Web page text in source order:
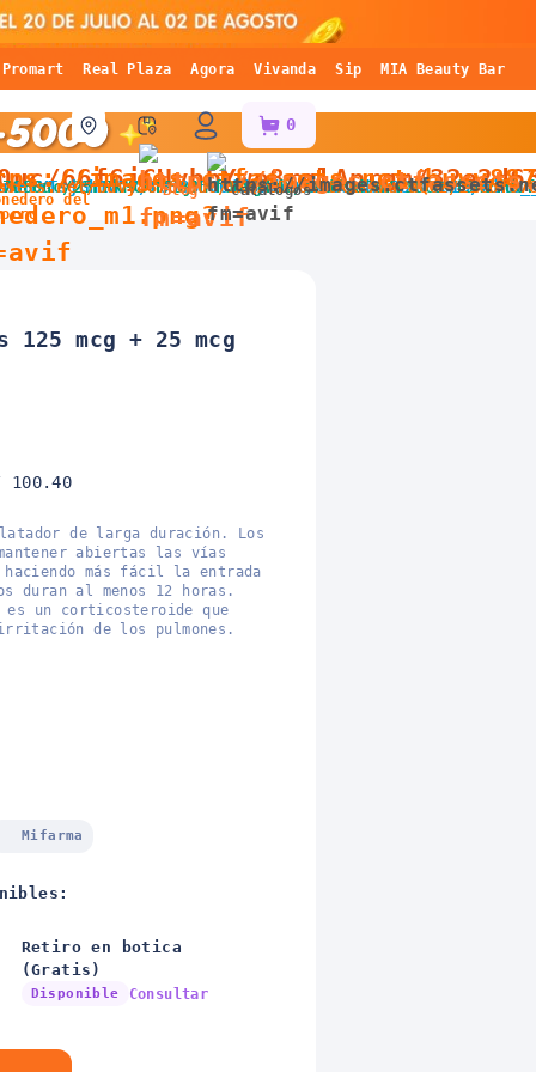
Promart Real Plaza Agora Vivanda Sip MIA Beauty Bar
0
del
Blog Catálogos
125 mcg + 25 mcg
100.40
de larga duración. Los
abiertas las vías
más fácil la entrada
duran al menos 12 horas.
un corticosteroide que
de los pulmones.
Mifarma
Retiro en botica
(Gratis)
Disponible Consultar